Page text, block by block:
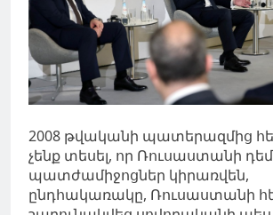
2008 թվականի պատերազմից
չենք տեսել, որ Ռուսաստանի դեմ
պատժամիջոցներ կիրառվեն,
ընդհակառակը, Ռուսաստանի